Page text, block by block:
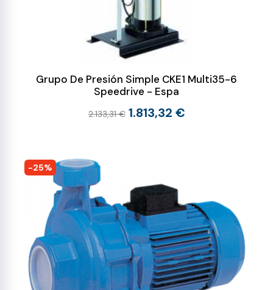
Grupo De Presión Simple CKE1 Multi35-6
Speedrive - Espa
2.133,31 € 1.813,32 €
-25%